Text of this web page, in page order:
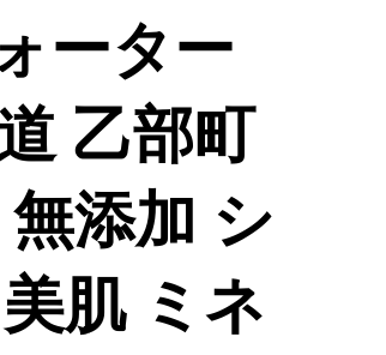
ーター
乙部町
添加 シ
肌 ミネ